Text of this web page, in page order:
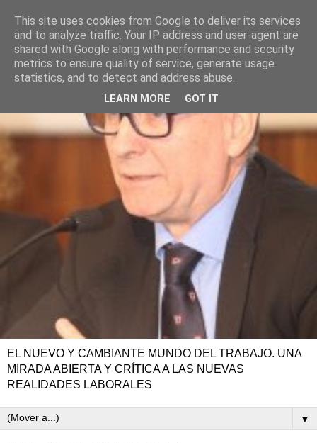
EL NUEVO Y CAMBIANTE MUNDO DEL TRABAJO. UNA
MIRADA ABIERTA Y CRÍTICA A LAS NUEVAS
REALIDADES LABORALES
▼
This site uses cookies from Google to deliver its services
and to analyze traffic. Your IP address and user-agent are
shared with Google along with performance and security
metrics to ensure quality of service, generate usage
statistics, and to detect and address abuse.
LEARN MORE GOT IT